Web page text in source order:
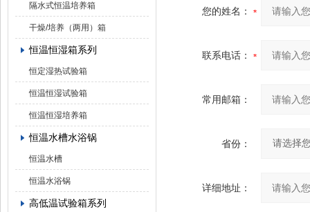
隔水式恒温培养箱
干燥/培养（两用）箱
恒温恒湿箱系列
恒定湿热试验箱
恒温恒湿试验箱
恒温恒湿培养箱
恒温水槽水浴锅
恒温水槽
恒温水浴锅
高低温试验箱系列
您的姓名：
联系电话：
常用邮箱：
省份：
详细地址：